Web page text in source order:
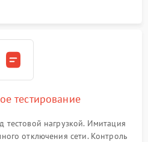
тестирование
нагрузкой. Имитация
отключения сети. Контроль